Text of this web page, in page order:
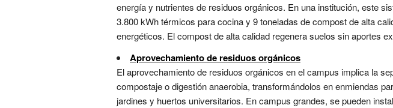
energía y nutrientes de residuos orgánicos. En una institución, este
3.800 kWh térmicos para cocina y 9 toneladas de compost de alta
energéticos. El compost de alta calidad regenera suelos sin aportes
Aprovechamiento de residuos orgánicos
El aprovechamiento de residuos orgánicos en el campus implica la
compostaje o digestión anaerobia, transformándolos en enmiendas
jardines y huertos universitarios. En campus grandes, se pueden